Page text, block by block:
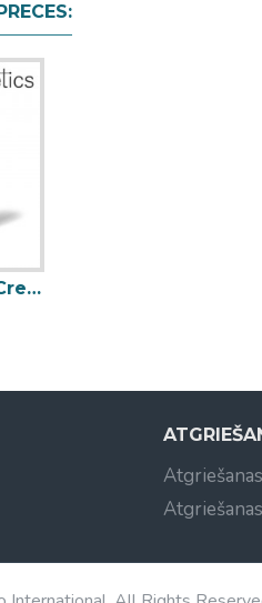
Kinetics SPA Pro Cream Peel krēmveida pīlings pēdām 250ml